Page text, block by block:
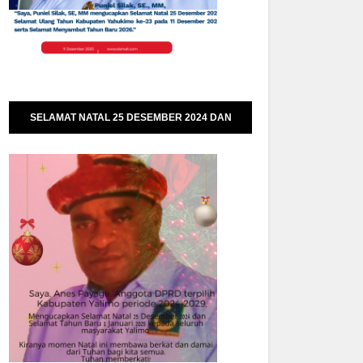
SELAMAT NATAL 25 DESEMBER 2024 DAN